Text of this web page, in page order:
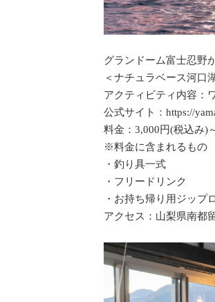
グランドーム富士忍野
＜ナチュラベース河口
アクティビティ内容：
公式サイト： https://
料金：3,000円(税込み)
※料金に含まれるもの
・釣り具一式
・フリードリンク
・お持ち帰り用ジップ
アクセス：山梨県南都